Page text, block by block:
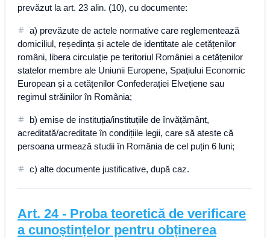
prevăzut la art. 23 alin. (10), cu documente:
a) prevăzute de actele normative care reglementează
domiciliul, reședința și actele de identitate ale cetățenilor
români, libera circulație pe teritoriul României a cetățenilor
statelor membre ale Uniunii Europene, Spațiului Economic
European și a cetățenilor Confederației Elvețiene sau
regimul străinilor în România;
b) emise de instituția/instituțiile de învățământ,
acreditată/acreditate în condițiile legii, care să ateste că
persoana urmează studii în România de cel puțin 6 luni;
c) alte documente justificative, după caz.
Art. 24- Proba teoretică de verificare
a cunoștințelor pentru obținerea